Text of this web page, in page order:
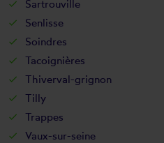
Sartrouville
Senlisse
Soindres
Tacoignières
Thiverval-grignon
Tilly
Trappes
Vaux-sur-seine